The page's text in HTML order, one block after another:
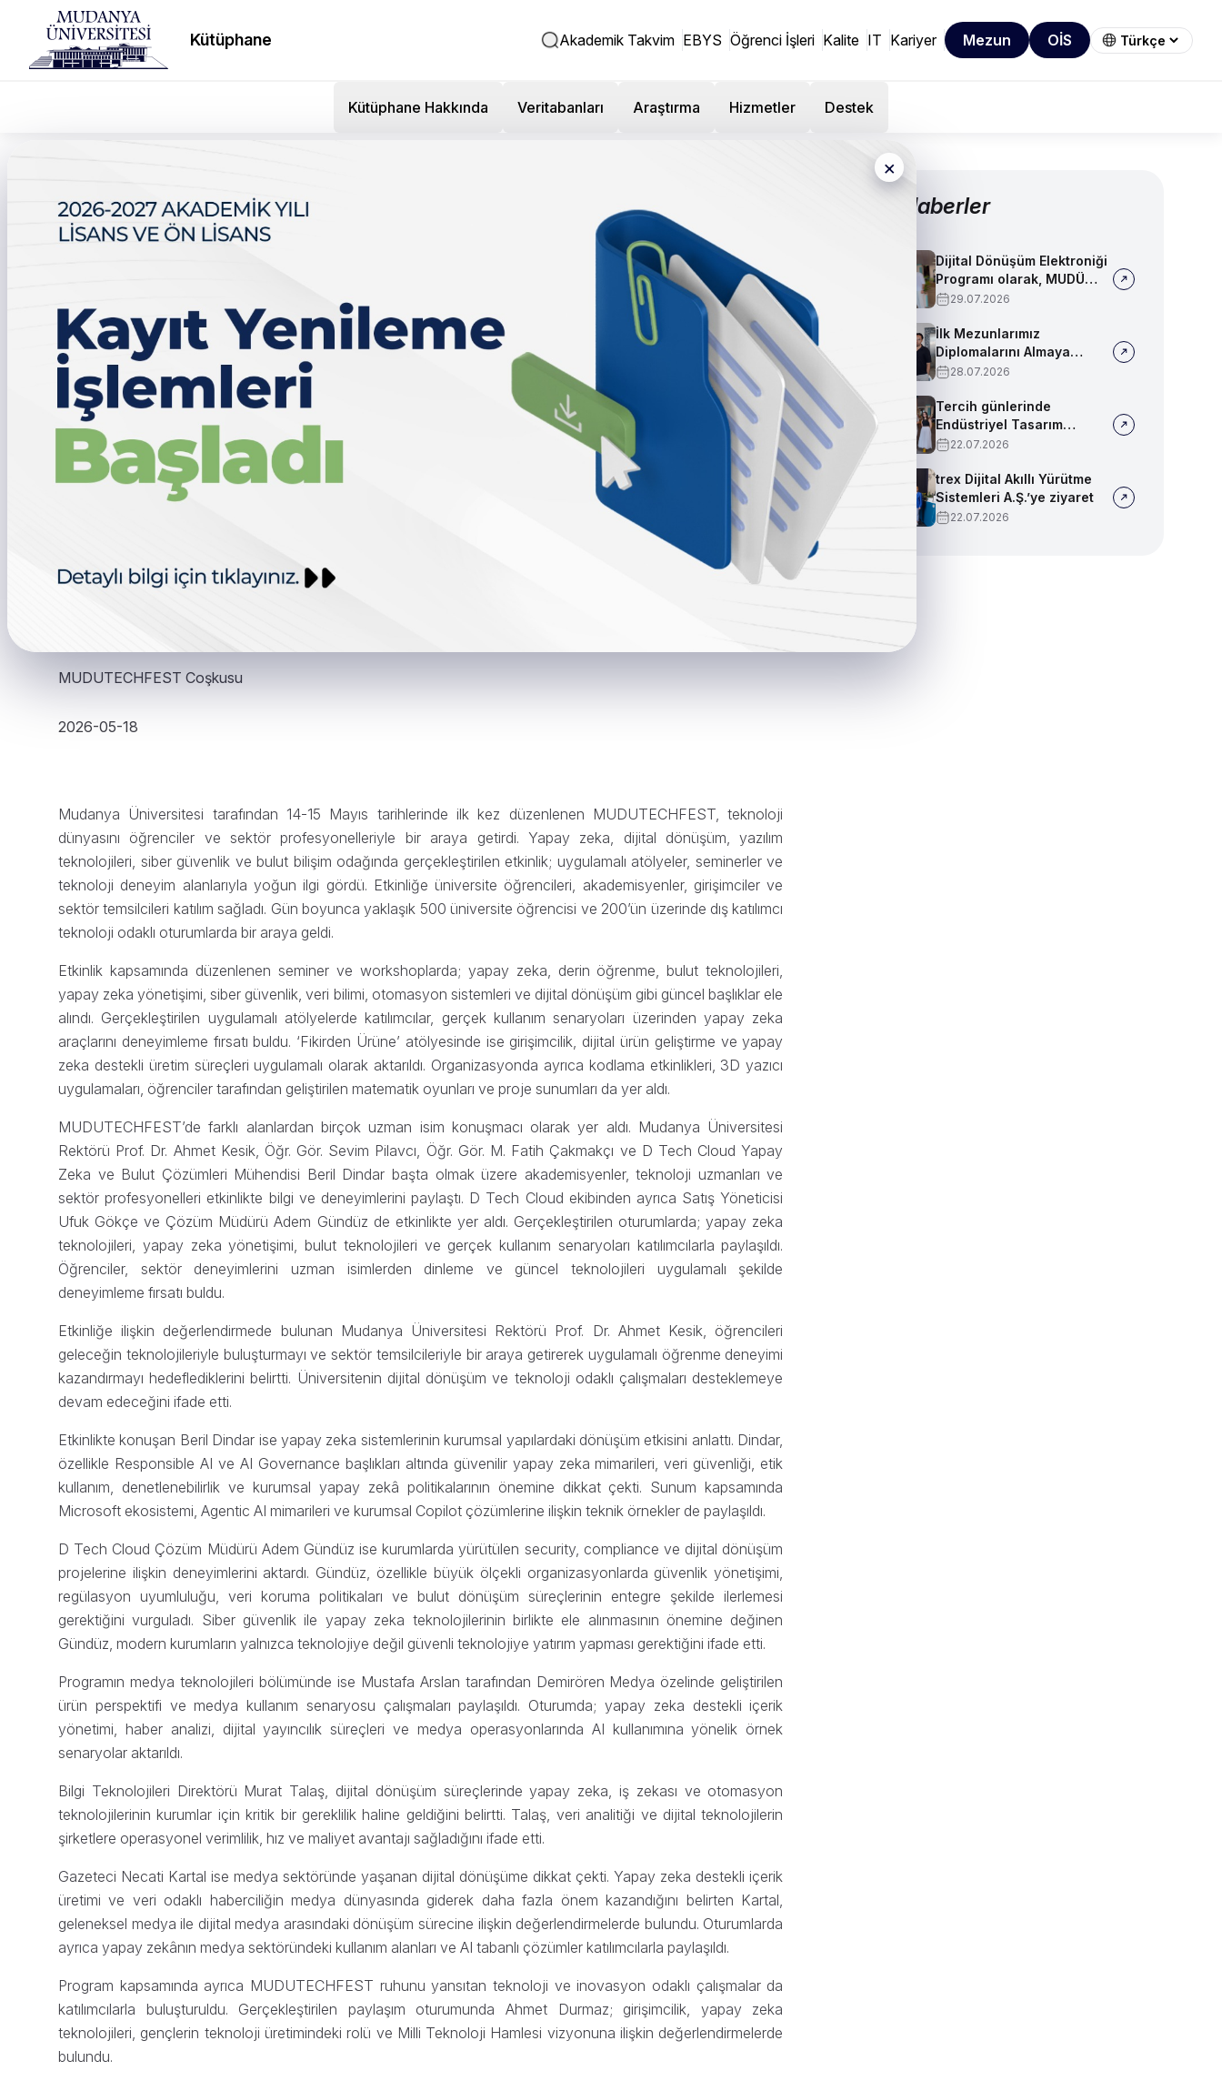
Kütüphane Akademik Takvim EBYS Öğrenci İşleri Kalite IT Kariyer Mezun OİS
Kütüphane Hakkında Veritabanları Araştırma Hizmetler Destek
×
MUDUTECHFEST Coşkusu
MUDUTECHFEST Coşkusu
2026-05-18
Mudanya Üniversitesi tarafından 14-15 Mayıs tarihlerinde ilk kez düzenlenen MUDUTECHFEST, teknoloji
dünyasını öğrenciler ve sektör profesyonelleriyle bir araya getirdi. Yapay zeka, dijital dönüşüm, yazılım
teknolojileri, siber güvenlik ve bulut bilişim odağında gerçekleştirilen etkinlik; uygulamalı atölyeler, seminerler ve
teknoloji deneyim alanlarıyla yoğun ilgi gördü. Etkinliğe üniversite öğrencileri, akademisyenler, girişimciler ve
sektör temsilcileri katılım sağladı. Gün boyunca yaklaşık 500 üniversite öğrencisi ve 200’ün üzerinde dış katılımcı
teknoloji odaklı oturumlarda bir araya geldi.
Etkinlik kapsamında düzenlenen seminer ve workshoplarda; yapay zeka, derin öğrenme, bulut teknolojileri,
yapay zeka yönetişimi, siber güvenlik, veri bilimi, otomasyon sistemleri ve dijital dönüşüm gibi güncel başlıklar ele
alındı. Gerçekleştirilen uygulamalı atölyelerde katılımcılar, gerçek kullanım senaryoları üzerinden yapay zeka
araçlarını deneyimleme fırsatı buldu. ‘Fikirden Ürüne’ atölyesinde ise girişimcilik, dijital ürün geliştirme ve yapay
zeka destekli üretim süreçleri uygulamalı olarak aktarıldı. Organizasyonda ayrıca kodlama etkinlikleri, 3D yazıcı
uygulamaları, öğrenciler tarafından geliştirilen matematik oyunları ve proje sunumları da yer aldı.
MUDUTECHFEST’de farklı alanlardan birçok uzman isim konuşmacı olarak yer aldı. Mudanya Üniversitesi
Rektörü Prof. Dr. Ahmet Kesik, Öğr. Gör. Sevim Pilavcı, Öğr. Gör. M. Fatih Çakmakçı ve D Tech Cloud Yapay
Zeka ve Bulut Çözümleri Mühendisi Beril Dindar başta olmak üzere akademisyenler, teknoloji uzmanları ve
sektör profesyonelleri etkinlikte bilgi ve deneyimlerini paylaştı. D Tech Cloud ekibinden ayrıca Satış Yöneticisi
Ufuk Gökçe ve Çözüm Müdürü Adem Gündüz de etkinlikte yer aldı. Gerçekleştirilen oturumlarda; yapay zeka
teknolojileri, yapay zeka yönetişimi, bulut teknolojileri ve gerçek kullanım senaryoları katılımcılarla paylaşıldı.
Öğrenciler, sektör deneyimlerini uzman isimlerden dinleme ve güncel teknolojileri uygulamalı şekilde
deneyimleme fırsatı buldu.
Etkinliğe ilişkin değerlendirmede bulunan Mudanya Üniversitesi Rektörü Prof. Dr. Ahmet Kesik, öğrencileri
geleceğin teknolojileriyle buluşturmayı ve sektör temsilcileriyle bir araya getirerek uygulamalı öğrenme deneyimi
kazandırmayı hedeflediklerini belirtti. Üniversitenin dijital dönüşüm ve teknoloji odaklı çalışmaları desteklemeye
devam edeceğini ifade etti.
Etkinlikte konuşan Beril Dindar ise yapay zeka sistemlerinin kurumsal yapılardaki dönüşüm etkisini anlattı. Dindar,
özellikle Responsible AI ve AI Governance başlıkları altında güvenilir yapay zeka mimarileri, veri güvenliği, etik
kullanım, denetlenebilirlik ve kurumsal yapay zekâ politikalarının önemine dikkat çekti. Sunum kapsamında
Microsoft ekosistemi, Agentic AI mimarileri ve kurumsal Copilot çözümlerine ilişkin teknik örnekler de paylaşıldı.
D Tech Cloud Çözüm Müdürü Adem Gündüz ise kurumlarda yürütülen security, compliance ve dijital dönüşüm
projelerine ilişkin deneyimlerini aktardı. Gündüz, özellikle büyük ölçekli organizasyonlarda güvenlik yönetişimi,
regülasyon uyumluluğu, veri koruma politikaları ve bulut dönüşüm süreçlerinin entegre şekilde ilerlemesi
gerektiğini vurguladı. Siber güvenlik ile yapay zeka teknolojilerinin birlikte ele alınmasının önemine değinen
Gündüz, modern kurumların yalnızca teknolojiye değil güvenli teknolojiye yatırım yapması gerektiğini ifade etti.
Programın medya teknolojileri bölümünde ise Mustafa Arslan tarafından Demirören Medya özelinde geliştirilen
ürün perspektifi ve medya kullanım senaryosu çalışmaları paylaşıldı. Oturumda; yapay zeka destekli içerik
yönetimi, haber analizi, dijital yayıncılık süreçleri ve medya operasyonlarında AI kullanımına yönelik örnek
senaryolar aktarıldı.
Bilgi Teknolojileri Direktörü Murat Talaş, dijital dönüşüm süreçlerinde yapay zeka, iş zekası ve otomasyon
teknolojilerinin kurumlar için kritik bir gereklilik haline geldiğini belirtti. Talaş, veri analitiği ve dijital teknolojilerin
şirketlere operasyonel verimlilik, hız ve maliyet avantajı sağladığını ifade etti.
Gazeteci Necati Kartal ise medya sektöründe yaşanan dijital dönüşüme dikkat çekti. Yapay zeka destekli içerik
üretimi ve veri odaklı haberciliğin medya dünyasında giderek daha fazla önem kazandığını belirten Kartal,
geleneksel medya ile dijital medya arasındaki dönüşüm sürecine ilişkin değerlendirmelerde bulundu. Oturumlarda
ayrıca yapay zekânın medya sektöründeki kullanım alanları ve AI tabanlı çözümler katılımcılarla paylaşıldı.
Program kapsamında ayrıca MUDUTECHFEST ruhunu yansıtan teknoloji ve inovasyon odaklı çalışmalar da
katılımcılarla buluşturuldu. Gerçekleştirilen paylaşım oturumunda Ahmet Durmaz; girişimcilik, yapay zeka
teknolojileri, gençlerin teknoloji üretimindeki rolü ve Milli Teknoloji Hamlesi vizyonuna ilişkin değerlendirmelerde
bulundu.
Diğer Haberler
Dijital Dönüşüm Elektroniği
Programı olarak, MUDÜ
Tercih Tanıtım Günleri'nde
29.07.2026
İlk Mezunlarımız
Diplomalarını Almaya
Başladı
28.07.2026
Tercih günlerinde
Endüstriyel Tasarım
bölümümüzü tanıtmaya
22.07.2026
trex Dijital Akıllı Yürütme
Sistemleri A.Ş.’ye ziyaret
22.07.2026